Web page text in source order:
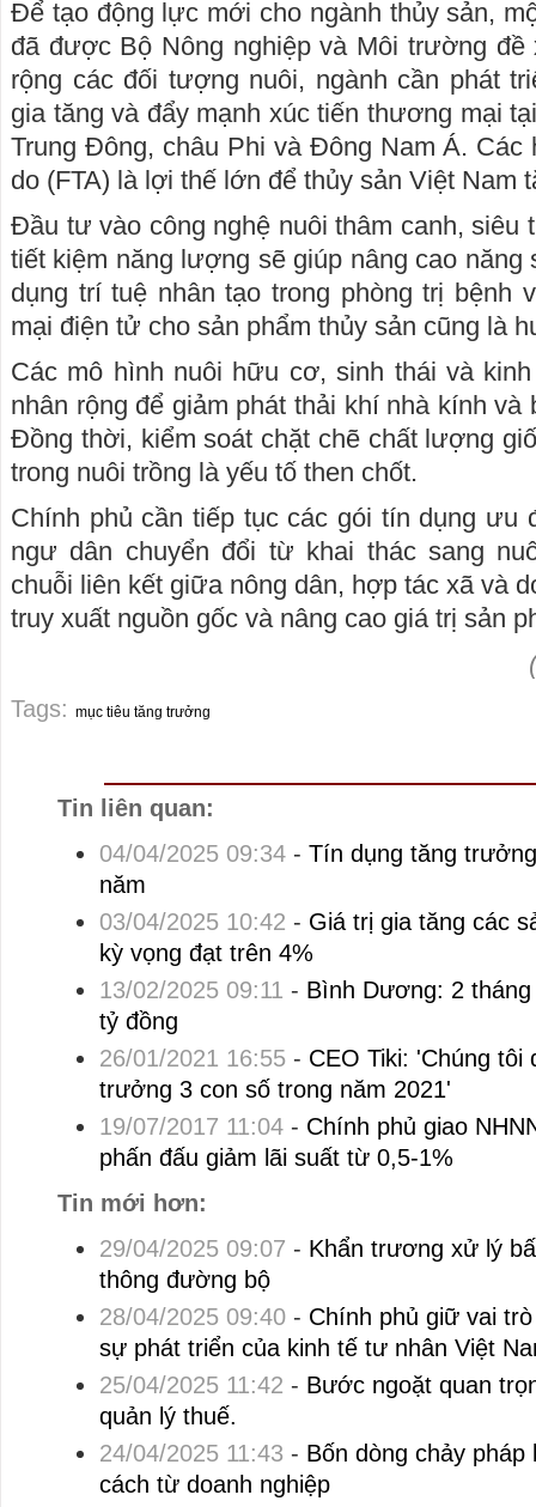
Để tạo động lực mới cho ngành thủy sản,
đã được Bộ Nông nghiệp và Môi trường
rộng các đối tượng nuôi, ngành cần phát
gia tăng và đẩy mạnh xúc tiến thương mại
Trung Đông, châu Phi và Đông Nam Á.
do (FTA) là lợi thế lớn để thủy sản Việt Nam
Đầu tư vào công nghệ nuôi thâm canh, siêu
tiết kiệm năng lượng sẽ giúp nâng cao
dụng trí tuệ nhân tạo trong phòng trị bệnh
mại điện tử cho sản phẩm thủy sản cũng là
Các mô hình nuôi hữu cơ, sinh thái và
nhân rộng để giảm phát thải khí nhà kính và
Đồng thời, kiểm soát chặt chẽ chất lượng
trong nuôi trồng là yếu tố then chốt.
Chính phủ cần tiếp tục các gói tín dụng ưu
ngư dân chuyển đổi từ khai thác sang
chuỗi liên kết giữa nông dân, hợp tác xã và
truy xuất nguồn gốc và nâng cao giá trị sản
Tags: mục tiêu tăng trưởng
Tin liên quan:
04/04/2025 09:34- Tín dụng tăng
năm
03/04/2025 10:42 - Giá trị gia tăng các
kỳ vọng đạt trên 4%
13/02/2025 09:11 - Bình Dương: 2
tỷ đồng
26/01/2021 16:55- CEO Tiki: 'Chúng tôi
trưởng 3 con số trong năm 2021'
19/07/2017 11:04- Chính phủ giao
phấn đấu giảm lãi suất từ 0,5-1%
Tin mới hơn:
29/04/2025 09:07 - Khẩn trương xử lý
thông đường bộ
28/04/2025 09:40- Chính phủ giữ vai
sự phát triển của kinh tế tư nhân Việt
25/04/2025 11:42 - Bước ngoặt quan
quản lý thuế.
24/04/2025 11:43 - Bốn dòng chảy pháp
cách từ doanh nghiệp